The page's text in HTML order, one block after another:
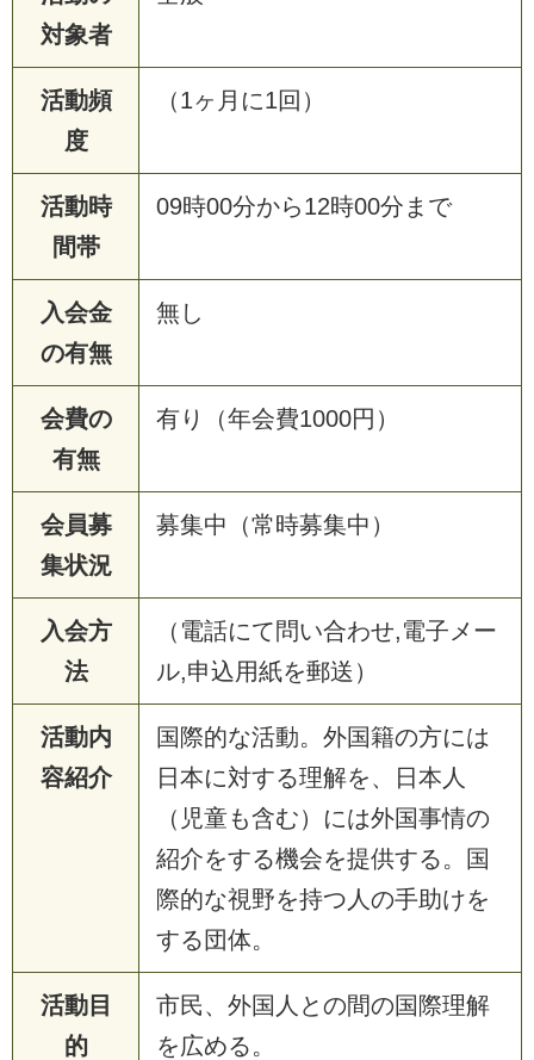
対象者
活動頻
度
（1ヶ月に1回）
活動時
間帯
09時00分から12時00分まで
入会金
の有無
無し
会費の
有無
有り（年会費1000円）
会員募
集状況
募集中（常時募集中）
入会方
法
（電話にて問い合わせ,電子メー
ル,申込用紙を郵送）
活動内
容紹介
国際的な活動。外国籍の方には
日本に対する理解を、日本人
（児童も含む）には外国事情の
紹介をする機会を提供する。国
際的な視野を持つ人の手助けを
する団体。
活動目
的
市民、外国人との間の国際理解
を広める。